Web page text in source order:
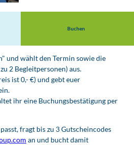
Buchen
und wählt den Termin sowie die
2 Begleitpersonen) aus.
ist 0,- €) und gebt euer
ihr eine Buchungsbestätigung per
fragt bis zu 3 Gutscheincodes
an und bucht damit